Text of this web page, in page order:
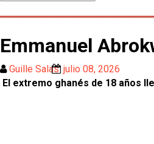
Emmanuel
Guille Salas julio 08, 2026
El extremo ghanés de 18 años